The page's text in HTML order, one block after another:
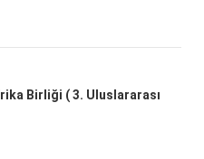
Birliği ( 3. Uluslararası